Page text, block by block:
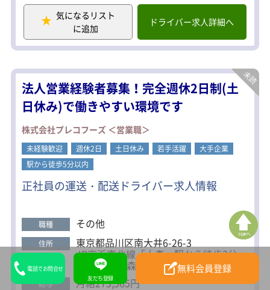
盤の強い会社です。
取引先が特定の分野に偏っていない
為、業績は安定。
社員の定着率も高く「長く社員が働き
続けられる環境」を実現しています。
人材の流動性が高いと言われるドライ
バー業界において東洋商事の平均勤続
年数は13年。
中には30年を越えるベテランドライバ
ーも在籍！理由は手厚い福利厚生があ
るからです。
日本経済を支える物流業界。物流の一
端を担う当社で一緒に頑張りません
か。
【管理監督者（幹部候補者）募集】
まずは営業所（物流センター含む）業
等、営業所の管理監督業務をお願いし
ます。
当面は管理監督者としてスキルアップ
を図り、ゆくゆくは所長等の幹部とし
て活躍をして頂きます。
物流を支えるトラック輸送という事も
気になるリスト
に追加
ドライバー求人詳細へ
法人営業経験者募集！完全週休2日制(土
日休み)で働きやすい環境です
株式会社プレコフーズ ＜営業職＞
未経験歓迎 週休2日 土日休み 若手活躍
大手企業
駅から徒歩5分以内
正社員の運送・配送ドライバー求人情報
職種 その他
住所 東京都品川区南大井6-26-3
JR京浜東北線「大森」駅から徒歩3分
京急線 「大森海岸」駅から徒歩4分
給与 月給273,365円
電話でお問合せ
友だち登録
無料会員登録